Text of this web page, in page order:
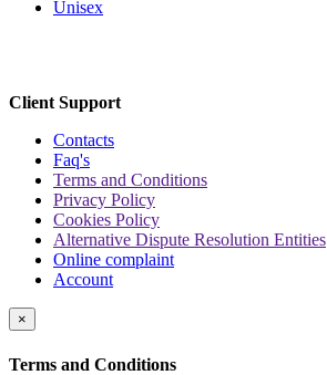
Unisex
Client Support
Contacts
Faq's
Terms and Conditions
Privacy Policy
Cookies Policy
Alternative Dispute Resolution Entities
Online complaint
Account
×
Terms and Conditions